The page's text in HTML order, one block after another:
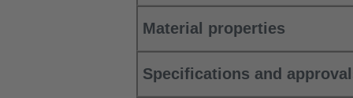
Material properties
Specifications and